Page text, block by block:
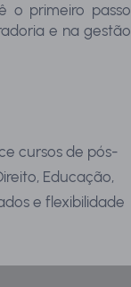
o primeiro passo
e na gestão
cursos de pós-
Educação,
e flexibilidade